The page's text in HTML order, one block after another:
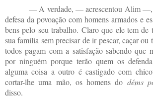
— A verdade, — acrescentou Alim —,
defesa da povoação com homens armados e
bens pelo seu trabalho. Claro que ele tem de
sua família sem precisar de ir pescar, caçar ou
todos pagam com a satisfação sabendo que
por ninguém porque terão quem os
alguma coisa a outro é castigado com
cortar-lhe uma mão, os homens do déms
disso.